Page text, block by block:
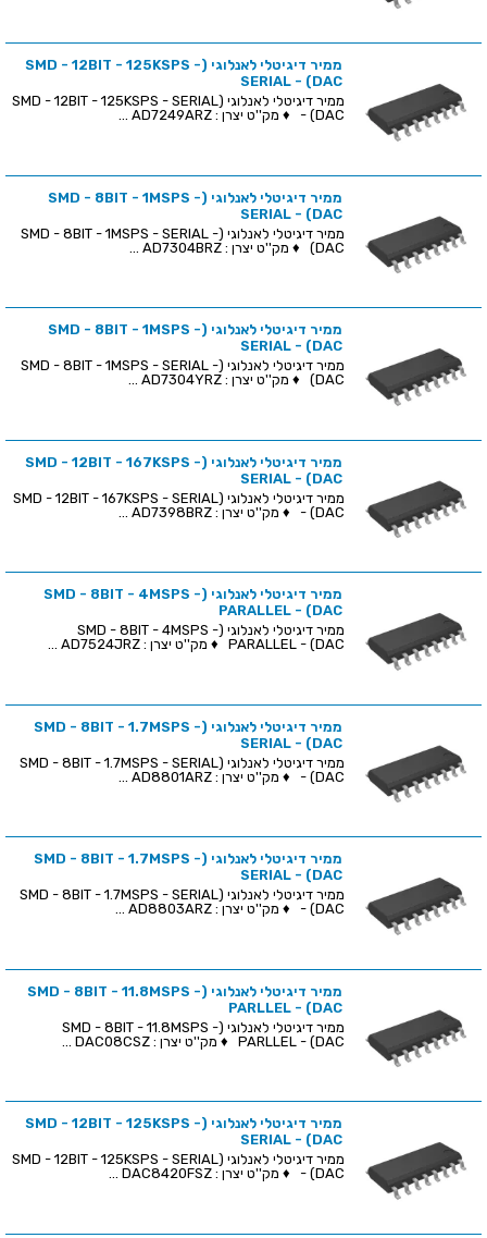
ממיר דיגיטלי לאנלוגי (SMD - 12BIT - 125KSPS -
SERIAL - (DAC
ממיר דיגיטלי לאנלוגי (SMD - 12BIT - 125KSPS - SERIAL
- (DAC ♦ מק''ט יצרן : AD7249ARZ ...
ממיר דיגיטלי לאנלוגי (SMD - 8BIT - 1MSPS -
SERIAL - (DAC
ממיר דיגיטלי לאנלוגי (SMD - 8BIT - 1MSPS - SERIAL -
(DAC ♦ מק''ט יצרן : AD7304BRZ ...
ממיר דיגיטלי לאנלוגי (SMD - 8BIT - 1MSPS -
SERIAL - (DAC
ממיר דיגיטלי לאנלוגי (SMD - 8BIT - 1MSPS - SERIAL -
(DAC ♦ מק''ט יצרן : AD7304YRZ ...
ממיר דיגיטלי לאנלוגי (SMD - 12BIT - 167KSPS -
SERIAL - (DAC
ממיר דיגיטלי לאנלוגי (SMD - 12BIT - 167KSPS - SERIAL
- (DAC ♦ מק''ט יצרן : AD7398BRZ ...
ממיר דיגיטלי לאנלוגי (SMD - 8BIT - 4MSPS -
PARALLEL - (DAC
ממיר דיגיטלי לאנלוגי (SMD - 8BIT - 4MSPS -
PARALLEL - (DAC ♦ מק''ט יצרן : AD7524JRZ ...
ממיר דיגיטלי לאנלוגי (SMD - 8BIT - 1.7MSPS -
SERIAL - (DAC
ממיר דיגיטלי לאנלוגי (SMD - 8BIT - 1.7MSPS - SERIAL
- (DAC ♦ מק''ט יצרן : AD8801ARZ ...
ממיר דיגיטלי לאנלוגי (SMD - 8BIT - 1.7MSPS -
SERIAL - (DAC
ממיר דיגיטלי לאנלוגי (SMD - 8BIT - 1.7MSPS - SERIAL
- (DAC ♦ מק''ט יצרן : AD8803ARZ ...
ממיר דיגיטלי לאנלוגי (SMD - 8BIT - 11.8MSPS -
PARLLEL - (DAC
ממיר דיגיטלי לאנלוגי (SMD - 8BIT - 11.8MSPS -
PARLLEL - (DAC ♦ מק''ט יצרן : DAC08CSZ ...
ממיר דיגיטלי לאנלוגי (SMD - 12BIT - 125KSPS -
SERIAL - (DAC
ממיר דיגיטלי לאנלוגי (SMD - 12BIT - 125KSPS - SERIAL
- (DAC ♦ מק''ט יצרן : DAC8420FSZ ...